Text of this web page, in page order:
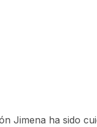
Jimena ha sido